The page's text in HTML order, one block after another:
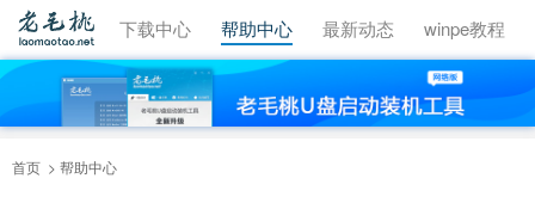
视频教程 下载中心 帮助中心 最新动态 winpe教程
首页 帮助中心